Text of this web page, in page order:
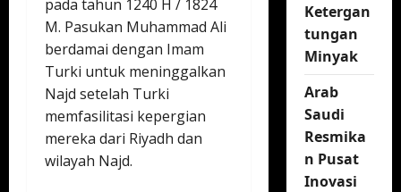
pada tahun 1240 H / 1824
M. Pasukan Muhammad Ali
berdamai dengan Imam
Turki untuk meninggalkan
Najd setelah Turki
memfasilitasi kepergian
mereka dari Riyadh dan
wilayah Najd.
Ketergan
tungan
Minyak
Arab
Saudi
Resmika
n Pusat
Inovasi